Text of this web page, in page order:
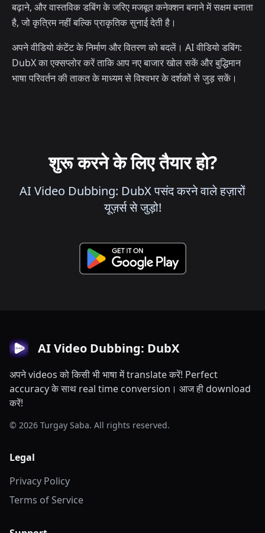
बढ़ाने, और वास्तविक डबिंग के जरिए मजबूत कनेक्शन बनाने में सक्षम बनाता
है, जो कृत्रिम नहीं बल्कि प्राकृतिक सुनाई देती है।
अपने वीडियो कंटेंट के निर्माण और वितरण को बदलें। AI वीडियो डबिंग:
DubX का एक्सप्लोर करें ताकि आप नए बाजार खोल सकें और बुद्धिमान
भाषा परिवर्तन की ताकत के माध्यम से विश्वभर के दर्शकों से जुड़ सकें।
शुरू करने के लिए तैयार हो?
AI Video Dubbing: DubX पसंद करने वाले हज़ारों
यूज़र्स से जुड़ो!
AI Video Dubbing: DubX
अपने videos को किसी भी भाषा में translate करें! Perfect
accuracy के साथ real time conversion। आज ही download
करें!
© 2026 Turgay Saba. All rights reserved.
Legal
Privacy Policy
Terms of Service